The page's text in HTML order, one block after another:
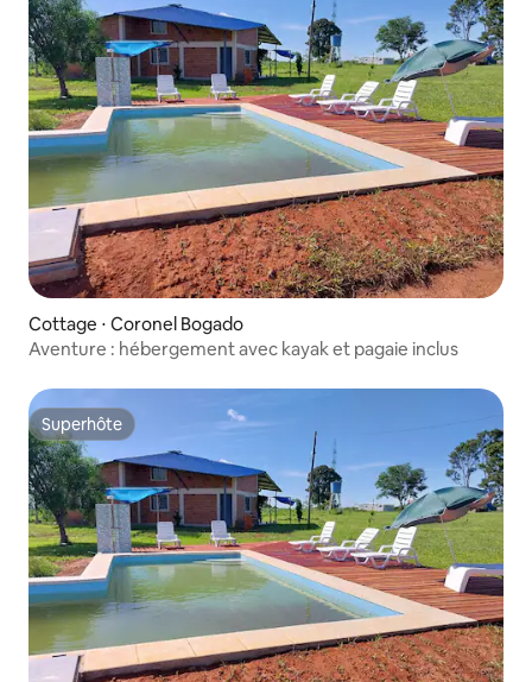
Cottage ⋅ Coronel Bogado
Aventure : hébergement avec kayak et pagaie inclus
Superhôte
Superhôte